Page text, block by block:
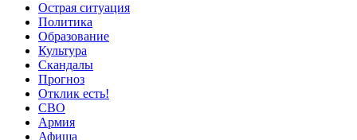
Острая ситуация
Политика
Образование
Культура
Скандалы
Прогноз
Отклик есть!
СВО
Армия
Афиша